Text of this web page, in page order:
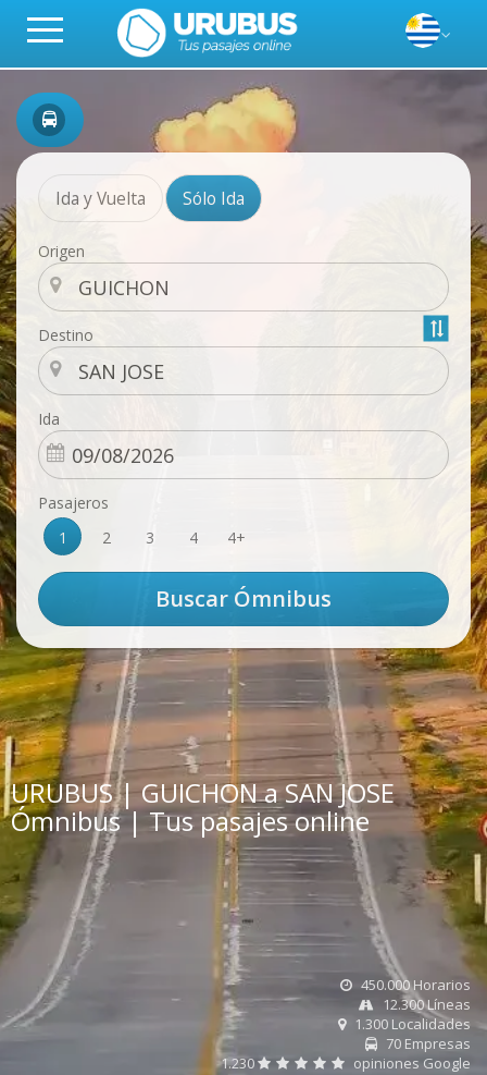
Ida y Vuelta Sólo Ida
Origen
Destino
Ida
Pasajeros
1
2 3 4 4+
URUBUS | GUICHON a SAN JOSE
Ómnibus | Tus pasajes online
450.000 Horarios
12.300 Líneas
1.300 Localidades
70 Empresas
1.230
opiniones Google